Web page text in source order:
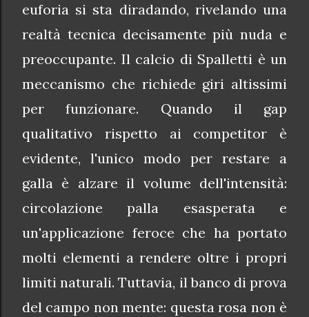
euforia si sta diradando, rivelando una
realtà tecnica decisamente più nuda e
preoccupante. Il calcio di Spalletti è un
meccanismo che richiede giri altissimi
per funzionare. Quando il gap
qualitativo rispetto ai competitor è
evidente, l'unico modo per restare a
galla è alzare il volume dell'intensità:
circolazione palla esasperata e
un'applicazione feroce che ha portato
molti elementi a rendere oltre i propri
limiti naturali. Tuttavia, il banco di prova
del campo non mente: questa rosa non è